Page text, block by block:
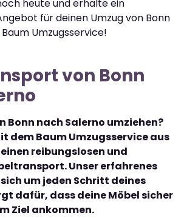
heute und erhalte ein
für deinen Umzug von Bonn
Umzugsservice!
von Bonn
Bonn nach Salerno umziehen?
dem Baum Umzugsservice aus
reibungslosen und
Unser erfahrenes
um jeden Schritt deines
dafür, dass deine Möbel sicher
Ziel ankommen.